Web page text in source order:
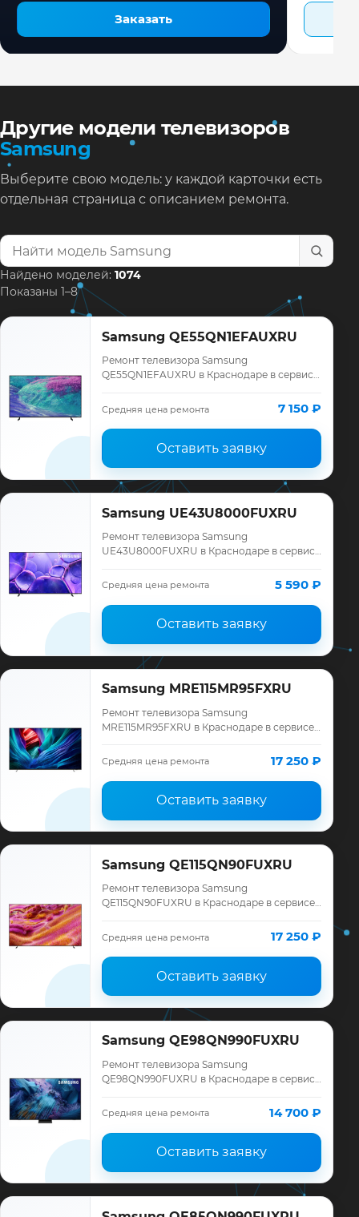
Заказать
Другие модели телевизоров
Samsung
Выберите свою модель: у каждой карточки есть
отдельная страница с описанием ремонта.
Найти модель телевизора
Найдено моделей: 1074
Показаны 1–8
Samsung QE55QN1EFAUXRU
Ремонт телевизора Samsung
QE55QN1EFAUXRU в Краснодаре в сервисе
Samsung, смета до ремонта, запчасти и
гарантия до 12 меся…
Средняя цена ремонта 7 150 ₽
Оставить заявку
Samsung UE43U8000FUXRU
Ремонт телевизора Samsung
UE43U8000FUXRU в Краснодаре в сервисе
Samsung, смета до ремонта, запчасти и
Средняя цена ремонта 5 590 ₽
Оставить заявку
Samsung MRE115MR95FXRU
Ремонт телевизора Samsung
MRE115MR95FXRU в Краснодаре в сервисе
Samsung, смета до ремонта, запчасти и
гарантия до 12 меся…
Средняя цена ремонта 17 250 ₽
Оставить заявку
Samsung QE115QN90FUXRU
Ремонт телевизора Samsung
QE115QN90FUXRU в Краснодаре в сервисе
Samsung, смета до ремонта, запчасти и
гарантия до 12 меся…
Средняя цена ремонта 17 250 ₽
Оставить заявку
Samsung QE98QN990FUXRU
Ремонт телевизора Samsung
QE98QN990FUXRU в Краснодаре в сервисе
Samsung, смета до ремонта, запчасти и
гарантия до 12 меся…
Средняя цена ремонта 14 700 ₽
Оставить заявку